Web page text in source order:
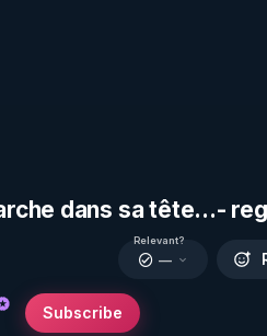
dans sa tête...-
Subscribe
Relevant?
—